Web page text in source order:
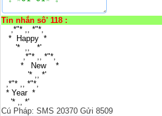
Tin nhắn sô' 118 :
,*"* ,, *"*,
* Happy *
'* ,, *'
,*"* ,, *"*,
* New *
'* ,, *'
,*"* ,, *"*,
* Year *
'* ,, *'
Cú Pháp: SMS 20370 Gửi 8509